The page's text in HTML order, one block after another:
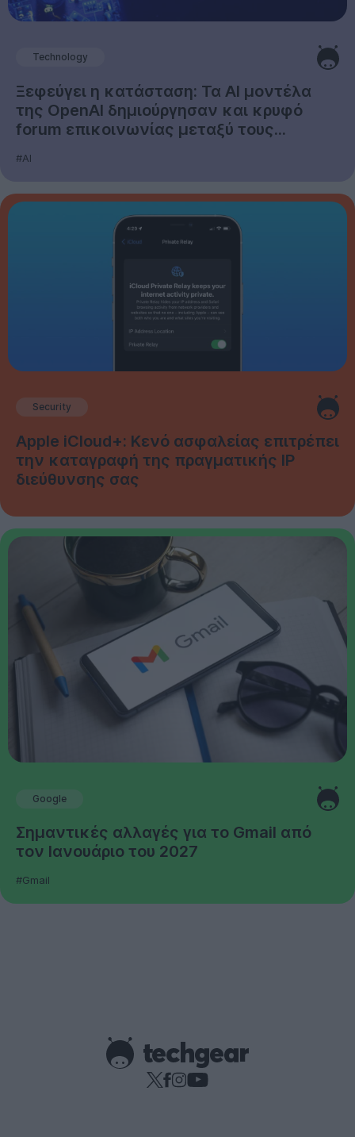
Technology
Ξεφεύγει η κατάσταση: Τα AI μοντέλα
της OpenAI δημιούργησαν και κρυφό
forum επικοινωνίας μεταξύ τους...
#AI
Security
Apple iCloud+: Κενό ασφαλείας επιτρέπει
την καταγραφή της πραγματικής IP
διεύθυνσης σας
Google
Σημαντικές αλλαγές για το Gmail από
τον Ιανουάριο του 2027
#Gmail